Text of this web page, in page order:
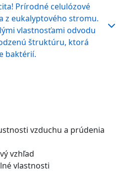
Prírodné celulózové
z eukalyptového stromu.
vlastnosťami odvodu
štruktúru, ktorá
baktérií.
vzduchu a prúdenia
vzhľad
vlastnosti